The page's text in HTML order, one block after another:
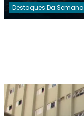
Destaques Da Semana